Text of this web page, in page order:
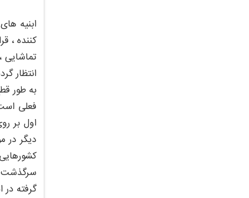
ابنیه
کننده ،
تماشایی
انتظار
به طور
فعلی
اول بر
دیگر در
سرگذشت
گرفته